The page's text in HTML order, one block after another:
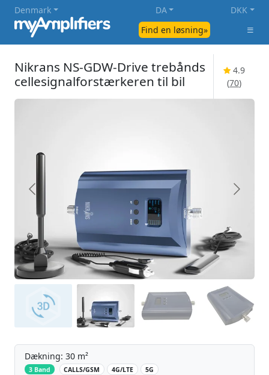
Find en løsning»
Denmark DA DKK
Nikrans NS-GDW-Drive trebånds
cellesignalforstærkeren til bil
4.9
(70)
Dækning: 30 m²
3 Band ‌ CALLS/GSM 4G/LTE 5G